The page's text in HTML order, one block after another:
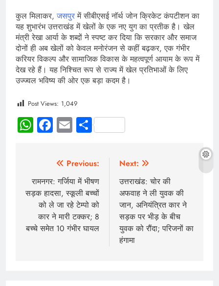
कुल मिलाकर, जसपुरमें सीबीएसई नॉर्थ जोन क्रिकेट कंपटीशन का
यह शुभारंभ उत्तराखंड में खेलों के एक नए युग का प्रतीक है। खेल
मंत्री रेखा आर्या के शब्दों ने स्पष्ट कर दिया कि सरकार और समाज
दोनों ही अब खेलों को केवल मनोरंजन से कहीं बढ़कर, एक गंभीर
करियर विकल्प और सामाजिक विकास के महत्वपूर्ण आयाम के रूप में
देख रहे हैं। यह निश्चित रूप से राज्य में खेल प्रतिभाओं के लिए
उज्ज्वल भविष्य की ओर एक बड़ा कदम है।
Post Views: 1,049
WhatsApp
Facebook
EmailShare
Previous:
रामनगर: गर्जिया में भीषण
सड़क हादसा, स्कूली बच्चों
को ले जा रहे टेम्पो को
कार ने मारी टक्कर; 8
बच्चे समेत 10 गंभीर घायल
Next:
उत्तराखंड: चोर की
अफवाह ने ली युवक की
जान, अनियंत्रित कार ने
सड़क पर भीड़ के बीच
युवक को रौंदा; परिजनों का
हंगामा